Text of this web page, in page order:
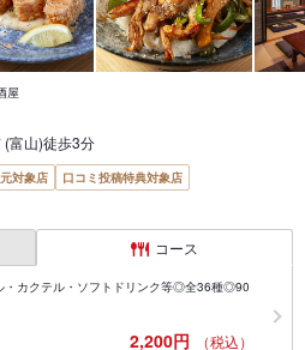
屋
(富山)徒歩3分
対象店
口コミ投稿特典対象店
コース
・カクテル・ソフトドリンク等◎全36種◎90
2,200円 （税込）